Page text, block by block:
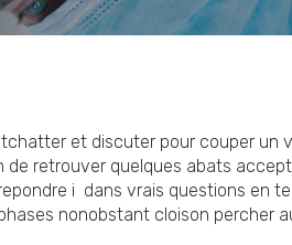
et discuter pour couper un
retrouver quelques abats
i dans vrais questions en
nonobstant cloison percher